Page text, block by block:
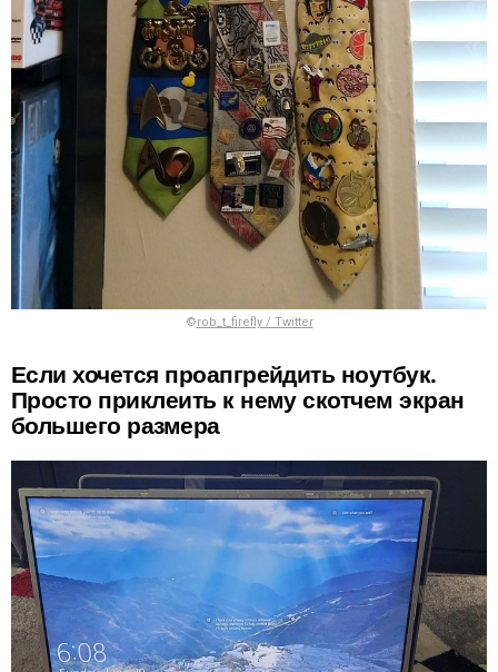
©rob_t_firefly / Twitter
Если хочется проапгрейдить ноутбук.
Просто приклеить к нему скотчем экран
большего размера